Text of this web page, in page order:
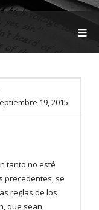
G
19, 2015
tanto no esté
precedentes, se
reglas de los
que sean